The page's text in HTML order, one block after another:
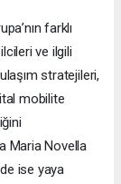
farklı
ve ilgili
stratejileri,
mobilite
Maria Novella
ise yaya